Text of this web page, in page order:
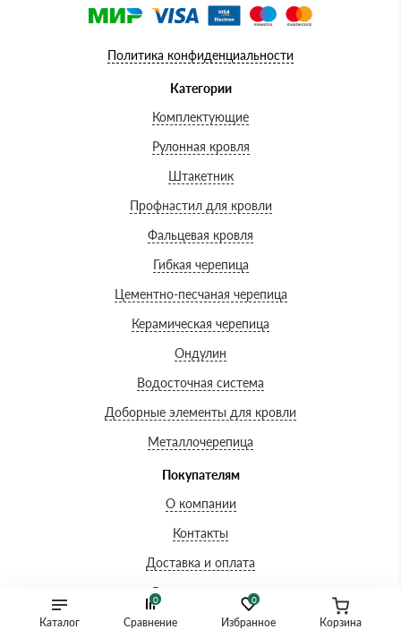
Каталог
0
Избранное
0
Сравнение Корзина
Политика конфиденциальности
Категории
Комплектующие
Рулонная кровля
Штакетник
Профнастил для кровли
Фальцевая кровля
Гибкая черепица
Цементно-песчаная черепица
Керамическая черепица
Ондулин
Водосточная система
Доборные элементы для кровли
Металлочерепица
Покупателям
О компании
Контакты
Доставка и оплата
Вопросы-ответы